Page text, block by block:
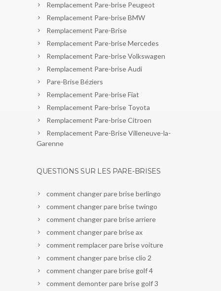
Remplacement Pare-brise Peugeot
Remplacement Pare-brise BMW
Remplacement Pare-Brise
Remplacement Pare-brise Mercedes
Remplacement Pare-brise Volkswagen
Remplacement Pare-brise Audi
Pare-Brise Béziers
Remplacement Pare-brise Fiat
Remplacement Pare-brise Toyota
Remplacement Pare-brise Citroen
Remplacement Pare-Brise Villeneuve-la-
Garenne
QUESTIONS SUR LES PARE-BRISES
comment changer pare brise berlingo
comment changer pare brise twingo
comment changer pare brise arriere
comment changer pare brise ax
comment remplacer pare brise voiture
comment changer pare brise clio 2
comment changer pare brise golf 4
comment demonter pare brise golf 3